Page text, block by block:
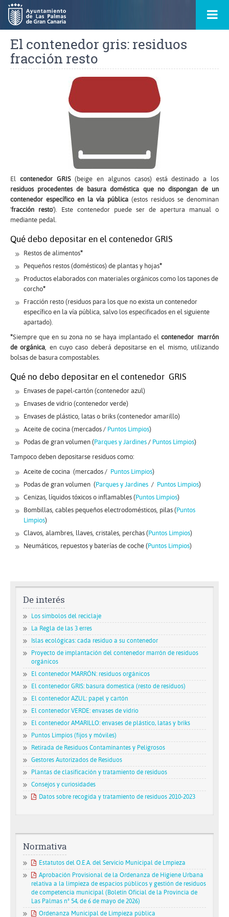
contenido
principal
página
Menú
El contenedor gris: residuos
fracción resto
El contenedor GRIS(beige en algunos casos) está destinado a los
residuos procedentes de basura doméstica que no dispongan de un
contenedor específico en la vía pública (estos residuos se denominan
'fracción resto'). Este contenedor puede ser de apertura manual o
mediante pedal.
Qué debo depositar en el contenedor GRIS
Restos de alimentos*
Pequeños restos (domésticos) de plantas y hojas*
Productos elaborados con materiales orgánicos como los tapones de
corcho*
Fracción resto (residuos para los que no exista un contenedor
específico en la vía pública, salvo los especificados en el siguiente
apartado).
*Siempre que en su zona no se haya implantado el contenedor marrón
de orgánica, en cuyo caso deberá depositarse en el mismo, utilizando
bolsas de basura compostables.
Qué no debo depositar en el contenedor GRIS
Envases de papel-cartón (contenedor azul)
Envases de vidrio (contenedor verde)
Envases de plástico, latas o briks (contenedor amarillo)
Aceite de cocina (mercados / Puntos Limpios)
Podas de gran volumen (Parques y Jardines / Puntos Limpios)
Tampoco deben depositarse residuos como:
Aceite de cocina (mercados / Puntos Limpios)
Podas de gran volumen (Parques y Jardines / Puntos Limpios)
Cenizas, líquidos tóxicos o inflamables (Puntos Limpios)
Bombillas, cables pequeños electrodomésticos, pilas (Puntos
Limpios)
Clavos, alambres, llaves, cristales, perchas (Puntos Limpios)
Neumáticos, repuestos y baterías de coche (Puntos Limpios)
De interés
Los símbolos del reciclaje
La Regla de las 3 erres
Islas ecológicas: cada residuo a su contenedor
Proyecto de implantación del contenedor marrón de residuos
orgánicos
El contenedor MARRÓN: residuos orgánicos
El contenedor GRIS: basura domestica (resto de resíduos)
El contenedor AZUL: papel y cartón
El contenedor VERDE: envases de vidrio
El contenedor AMARILLO: envases de plástico, latas y briks
Puntos Limpios (fijos y móviles)
Retirada de Residuos Contaminantes y Peligrosos
Gestores Autorizados de Residuos
Plantas de clasificación y tratamiento de residuos
Consejos y curiosidades
Datos sobre recogida y tratamiento de residuos 2010-2023
Normativa
Estatutos del O.E.A. del Servicio Municipal de Lmpieza
Aprobación Provisional de la Ordenanza de Higiene Urbana
relativa a la limpieza de espacios públicos y gestión de residuos
de competencia municipal (Boletín Oficial de la Provincia de
Las Palmas nº 54, de 6 de mayo de 2026)
Ordenanza Municipal de Limpieza pública